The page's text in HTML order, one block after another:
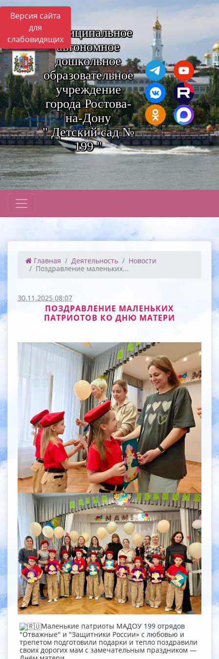
Версия сайта
для
слабовидящихМуниципальное
автономное
дошкольное
образовательное
учреждение
города Ростова-
на-Дону
" Детский сад №
199 "
Главная Деятельность
Новости
Поздравление маленьких...
30.11.2025 08:07
ПОЗДРАВЛЕНИЕ МАЛЕНЬКИХ
ПАТРИОТОВ КО ДНЮ МАТЕРИ
Маленькие патриоты МАДОУ 199 отрядов
"Отважные" и "Защитники России» с любовью и
трепетом подготовили подарки и тепло поздравили
своих дорогих мам с замечательным праздником —